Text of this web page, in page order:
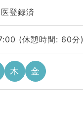
登録済
(休憩時間: 60分)
木 金